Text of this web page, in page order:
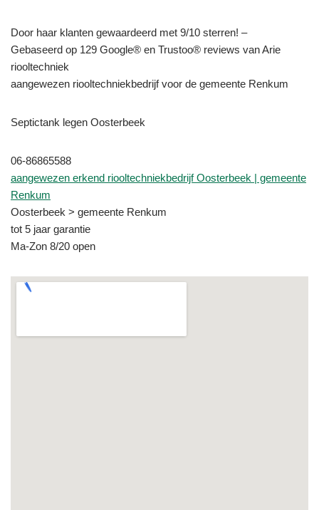
Door haar klanten gewaardeerd met 9/10 sterren! –
Gebaseerd op 129 Google® en Trustoo® reviews van Arie
riooltechniek
aangewezen riooltechniekbedrijf voor de gemeente Renkum
Septictank legen Oosterbeek
06-86865588
aangewezen erkend riooltechniekbedrijf Oosterbeek | gemeente
Renkum
Oosterbeek > gemeente Renkum
tot 5 jaar garantie
Ma-Zon 8/20 open